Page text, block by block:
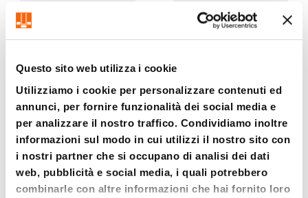
Questo sito web utilizza i cookie
Utilizziamo i cookie per personalizzare contenuti ed
annunci, per fornire funzionalità dei social media e
per analizzare il nostro traffico. Condividiamo inoltre
informazioni sul modo in cui utilizzi il nostro sito con
i nostri partner che si occupano di analisi dei dati
web, pubblicità e social media, i quali potrebbero
combinarle con altre informazioni che hai fornito loro
2140.01.01. Corredo di
utensili e accessori per
serraggi meccanici – in
scatola
2140.01.02. Corredo di
utensili e accessori per
serraggi meccanici – in
scatola